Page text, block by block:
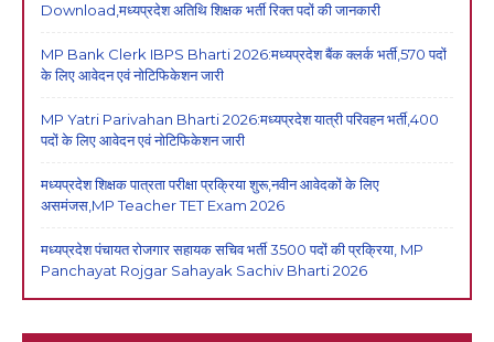
Download,मध्यप्रदेश अतिथि शिक्षक भर्ती रिक्त पदों की जानकारी
MP Bank Clerk IBPS Bharti 2026:मध्यप्रदेश बैंक क्लर्क भर्ती,570 पदों
के लिए आवेदन एवं नोटिफिकेशन जारी
MP Yatri Parivahan Bharti 2026:मध्यप्रदेश यात्री परिवहन भर्ती,400
पदों के लिए आवेदन एवं नोटिफिकेशन जारी
मध्यप्रदेश शिक्षक पात्रता परीक्षा प्रक्रिया शुरू,नवीन आवेदकों के लिए
असमंजस,MP Teacher TET Exam 2026
मध्यप्रदेश पंचायत रोजगार सहायक सचिव भर्ती 3500 पदों की प्रक्रिया, MP
Panchayat Rojgar Sahayak Sachiv Bharti 2026